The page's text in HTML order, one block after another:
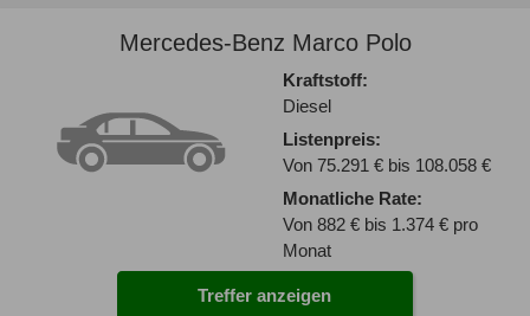
Mercedes-Benz Marco Polo
Kraftstoff:
Diesel
Listenpreis:
Von 75.291 € bis 108.058 €
Monatliche Rate:
Von 882 € bis 1.374 € pro
Monat
Treffer anzeigen